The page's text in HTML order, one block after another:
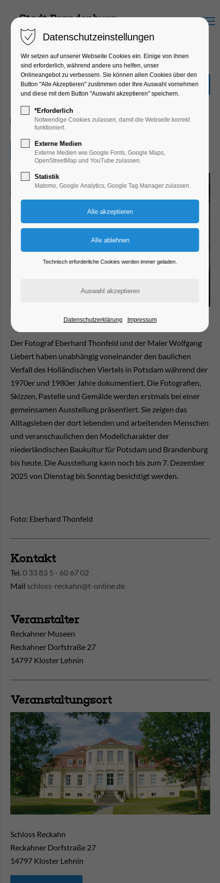
Menu
"Das Holländische Viertel"
Ausstellung
26.11.2025, 10:00–16:00
Eintritt frei
Der Fotograf Eberhard Thonfeld und der Maler Wolfgang
Liebert haben unabhängig voneinander den baulichen
Verfall des Holländischen Viertels in Potsdam während der
1970er und 1980er Jahre dokumentiert. Die Fotografien,
Skizzen, Pastelle und Gemälde werden erstmals bei einer
gemeinsamen Ausstellung präsentiert. Sie zeigen das
Alltagsleben der dort lebenden und arbeitenden Menschen
und veranschaulichen den Modellcharakter der
niederländischen Baukultur für Potsdam und Brandenburg
bis heute. Die Ausstellung kann noch bis zum 7. Dezember
2025 von Dienstag bis Sonntag besichtigt werden.
Foto: Eberhard Thonfeld
Kontakt
Tel.0 33 83 5 - 60 67 02
Mail schloss-reckahn@t-online.de
Veranstalter
Reckahner Museen
Reckahner Dorfstraße 27
14797 Kloster Lehnin
Veranstaltungsort
Schloss Reckahn
Reckahner Dorfstraße 27
14797 Kloster Lehnin
Datenschutzeinstellungen
Wir setzen auf unserer Webseite Cookies ein. Einige von ihnen
sind erforderlich, während andere uns helfen, unser
Onlineangebot zu verbessern. Sie können allen Cookies über den
Button "Alle Akzeptieren" zustimmen oder Ihre Auswahl vornehmen
und diese mit dem Button "Auswahl akzeptieren" speichern.
*Erforderlich
Notwendige Cookies zulassen, damit die Webseite korrekt
funktioniert.
Externe Medien
Externe Medien wie Google Fonts, Google Maps,
OpenStreetMap und YouTube zulassen.
Statistik
Matomo, Google Analytics, Google Tag Manager zulassen.
Technisch erforderliche Cookies werden immer geladen.
Datenschutzerklärung Impressum